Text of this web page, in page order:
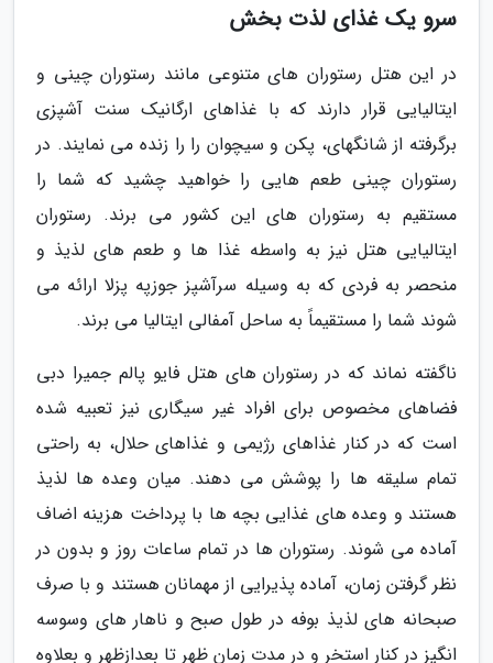
سرو یک غذای لذت بخش
در این هتل رستوران های متنوعی مانند رستوران چینی و
ایتالیایی قرار دارند که با غذاهای ارگانیک سنت آشپزی
برگرفته از شانگهای، پکن و سیچوان را را زنده می نمایند. در
رستوران چینی طعم هایی را خواهید چشید که شما را
مستقیم به رستوران های این کشور می برند. رستوران
ایتالیایی هتل نیز به واسطه غذا ها و طعم های لذیذ و
منحصر به فردی که به وسیله سرآشپز جوزپه پزلا ارائه می
شوند شما را مستقیماً به ساحل آمفالی ایتالیا می برند.
ناگفته نماند که در رستوران های هتل فایو پالم جمیرا دبی
فضاهای مخصوص برای افراد غیر سیگاری نیز تعبیه شده
است که در کنار غذاهای رژیمی و غذاهای حلال، به راحتی
تمام سلیقه ها را پوشش می دهند. میان وعده ها لذیذ
هستند و وعده های غذایی بچه ها با پرداخت هزینه اضاف
آماده می شوند. رستوران ها در تمام ساعات روز و بدون در
نظر گرفتن زمان، آماده پذیرایی از مهمانان هستند و با صرف
صبحانه های لذیذ بوفه در طول صبح و ناهار های وسوسه
انگیز در کنار استخر و در مدت زمان ظهر تا بعدازظهر و بعلاوه